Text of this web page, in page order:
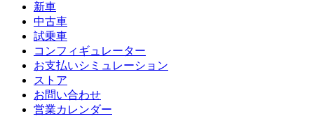
新車
中古車
試乗車
コンフィギュレーター
お支払いシミュレーション
ストア
お問い合わせ
営業カレンダー